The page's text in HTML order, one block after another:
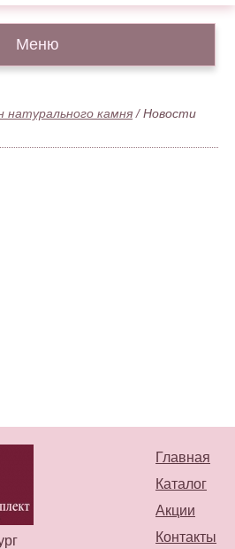
Меню
натурального камня /Новости
Главная
Каталог
Акции
Контакты